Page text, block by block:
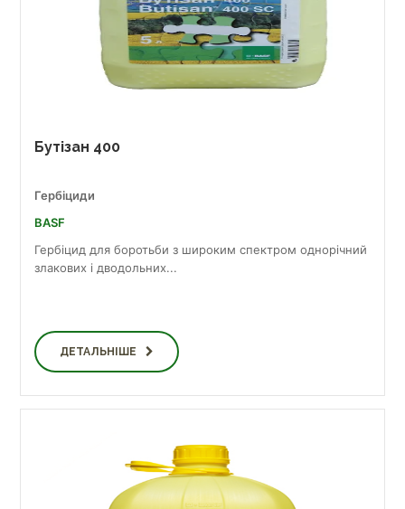
Бутізан 400
Гербіциди
BASF
Гербіцид для боротьби з широким спектром однорічний
злакових і дводольних...
ДЕТАЛЬНІШЕ